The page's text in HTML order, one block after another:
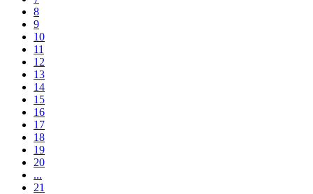
8
9
10
11
12
13
14
15
16
17
18
19
20
...
21